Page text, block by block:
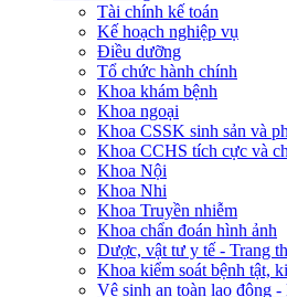
Tài chính kế toán
Kế hoạch nghiệp vụ
Điều dưỡng
Tổ chức hành chính
Khoa khám bệnh
Khoa ngoại
Khoa CSSK sinh sản và
Khoa CCHS tích cực và
Khoa Nội
Khoa Nhi
Khoa Truyền nhiễm
Khoa chẩn đoán hình ảnh
Dược, vật tư y tế - Trang
Khoa kiểm soát bệnh tật,
Vệ sinh an toàn lao động